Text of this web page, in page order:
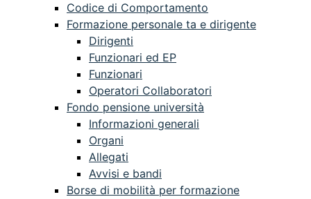
Codice di Comportamento
Formazione personale ta e dirigente
Dirigenti
Funzionari ed EP
Funzionari
Operatori Collaboratori
Fondo pensione università
Informazioni generali
Organi
Allegati
Avvisi e bandi
Borse di mobilità per formazione